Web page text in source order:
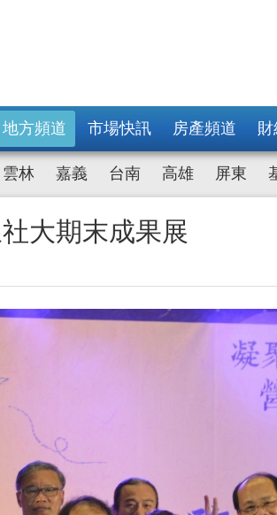
地方頻道 市場快訊 房產頻道 財
雲林 嘉義 台南 高雄 屏東
大期末成果展